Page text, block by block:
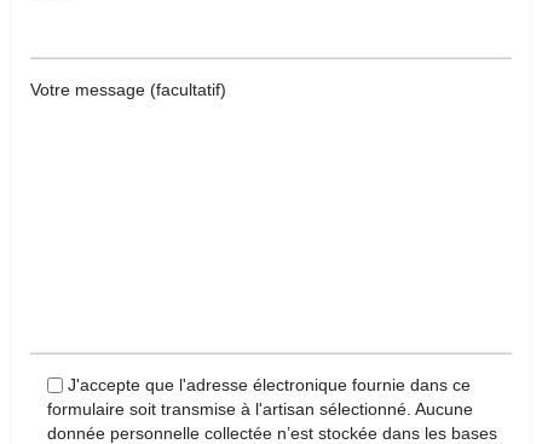
Votre message (facultatif)
J'accepte que l'adresse électronique fournie dans ce
formulaire soit transmise à l'artisan sélectionné. Aucune
donnée personnelle collectée n’est stockée dans les bases